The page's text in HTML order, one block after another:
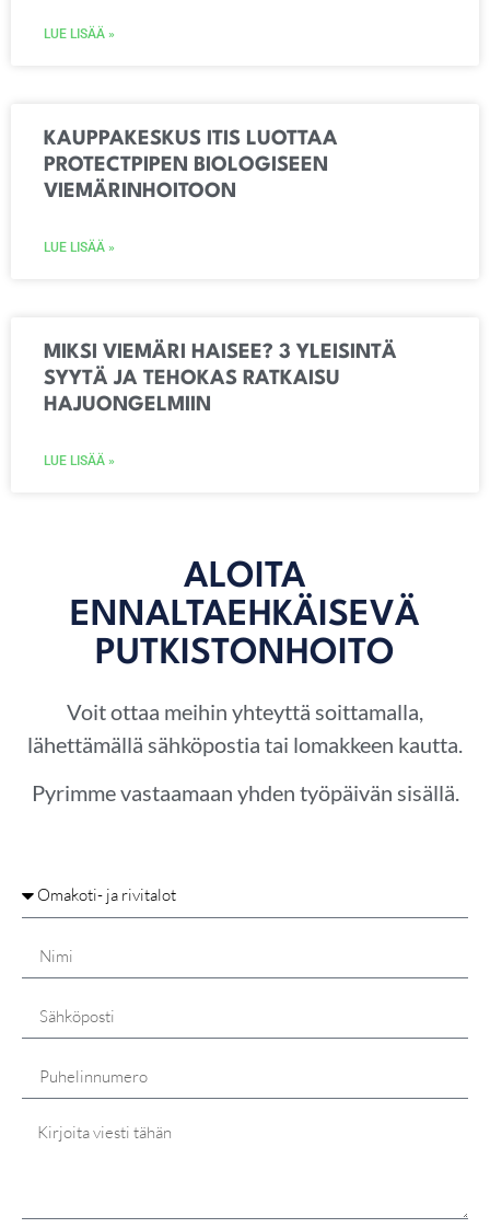
LUE LISÄÄ »
KAUPPAKESKUS ITIS LUOTTAA
PROTECTPIPEN BIOLOGISEEN
VIEMÄRINHOITOON
LUE LISÄÄ »
MIKSI VIEMÄRI HAISEE? 3 YLEISINTÄ
SYYTÄ JA TEHOKAS RATKAISU
HAJUONGELMIIN
LUE LISÄÄ »
ALOITA
ENNALTAEHKÄISEVÄ
PUTKISTONHOITO
Voit ottaa meihin yhteyttä soittamalla,
lähettämällä sähköpostia tai lomakkeen kautta.
Pyrimme vastaamaan yhden työpäivän sisällä.